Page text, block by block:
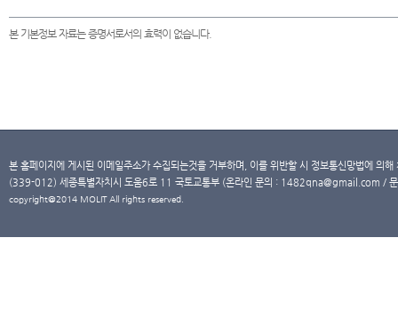
본 기본정보 자료는 증명서로서의 효력이 없습니다.
본 홈페이지에 게시된 이메일주소가 수집되는것을 거부하며, 이를 위반할 시 정보통신망법에 의
(339-012) 세종특별자치시 도움6로 11 국토교통부 (온라인 문의 : 1482qna@gmail.com /
copyright@2014 MOLIT All rights reserved.